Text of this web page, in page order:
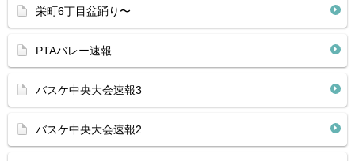
栄町6丁目盆踊り〜
PTAバレー速報
バスケ中央大会速報3
バスケ中央大会速報2